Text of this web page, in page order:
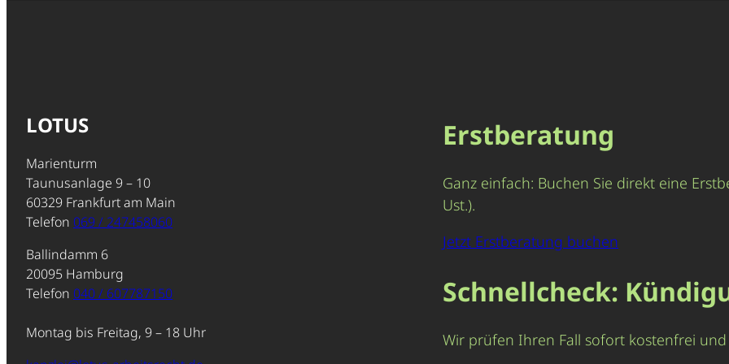
LOTUS
Marienturm
Taunusanlage 9 – 10
60329 Frankfurt am Main
Telefon 069 / 247458060
Ballindamm 6
20095 Hamburg
Telefon 040 / 607787150
Montag bis Freitag, 9 – 18 Uhr
Erstberatung
Ganz einfach: Buchen Sie direkt eine
Ust.).
Jetzt Erstberatung buchen
Schnellcheck:
Wir prüfen Ihren Fall sofort kostenfrei